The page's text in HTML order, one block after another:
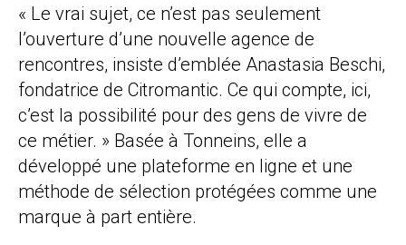
« Le vrai sujet, ce n’est pas seulement
l’ouverture d’une nouvelle agence de
rencontres, insiste d’emblée Anastasia Beschi,
fondatrice de Citromantic. Ce qui compte, ici,
c’est la possibilité pour des gens de vivre de
ce métier. » Basée à Tonneins, elle a
développé une plateforme en ligne et une
méthode de sélection protégées comme une
marque à part entière.